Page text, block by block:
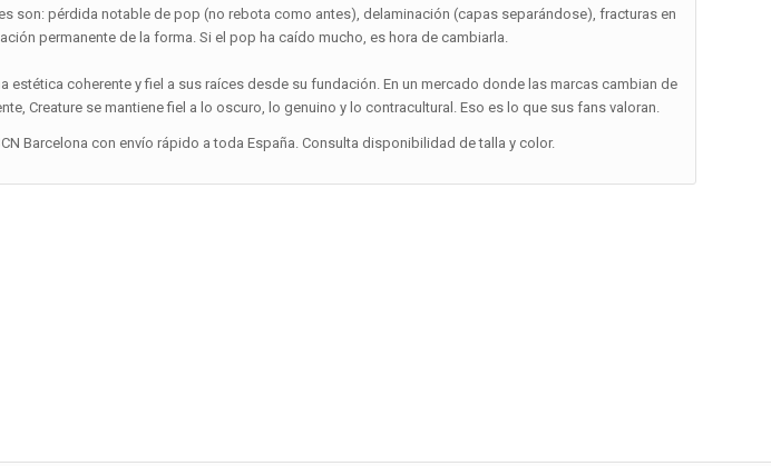
son: pérdida notable de pop (no rebota como antes), delaminación (capas separándose), fracturas en
permanente de la forma. Si el pop ha caído mucho, es hora de cambiarla.
estética coherente y fiel a sus raíces desde su fundación. En un mercado donde las marcas cambian de
Creature se mantiene fiel a lo oscuro, lo genuino y lo contracultural. Eso es lo que sus fans valoran.
Barcelona con envío rápido a toda España. Consulta disponibilidad de talla y color.